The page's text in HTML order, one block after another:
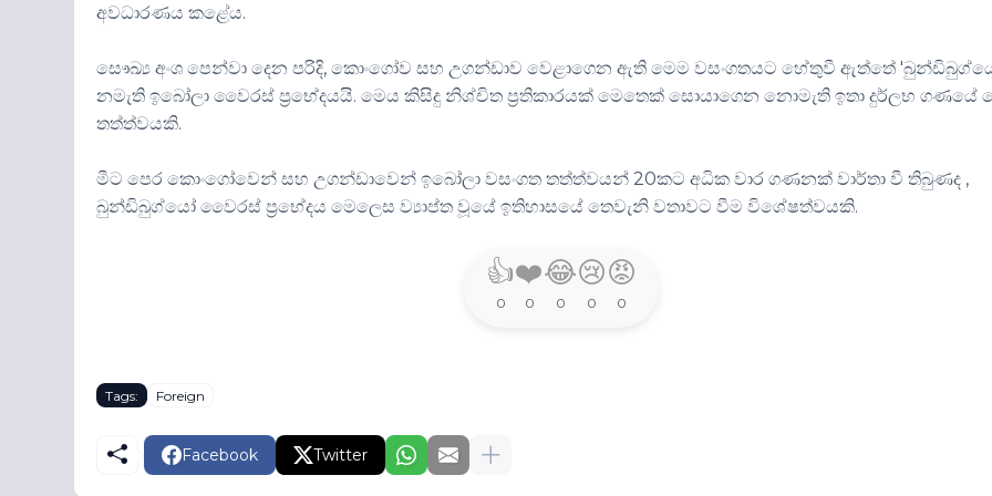
අවධාරණය කළේය.
සෞඛ්‍ය අංශ පෙන්වා දෙන පරිදි, කොංගෝව සහ උගන්ඩාව වෙළාගෙන ඇති මෙම වසංගතයට හේතුවී ඇත්තේ
නමැති ඉබෝලා වෛරස් ප්‍රභේදයයි. මෙය කිසිදු නිශ්චිත ප්‍රතිකාරයක් මෙතෙක් සොයාගෙන නොමැති ඉතා දුර්ලභ ගණයේ
තත්ත්වයකි.
මීට පෙර කොංගෝවෙන් සහ උගන්ඩාවෙන් ඉබෝලා වසංගත තත්ත්වයන් 20කට අධික වාර ගණනක් වාර්තා වී තිබුණද ,
බුන්ඩිබුග්යෝ වෛරස් ප්‍රභේදය මෙලෙස ව්‍යාප්ත වූයේ ඉතිහාසයේ තෙවැනි වතාවට වීම විශේෂත්වයකි.
👍
0
❤️
0
😂
0
😢
0
😡
0
Tags: Foreign
Facebook Twitter